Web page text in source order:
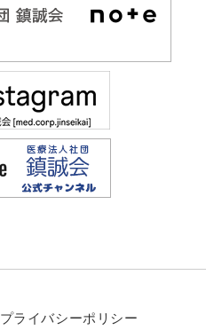
プライバシーポリシー